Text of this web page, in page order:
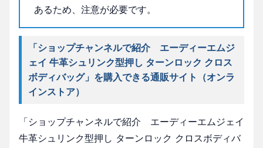
あるため、注意が必要です。
「ショップチャンネルで紹介 エーディーエムジ
ェイ 牛革シュリンク型押し ターンロック クロス
ボディバッグ」を購入できる通販サイト（オンラ
インストア）
「ショップチャンネルで紹介 エーディーエムジェイ
牛革シュリンク型押し ターンロック クロスボディバ